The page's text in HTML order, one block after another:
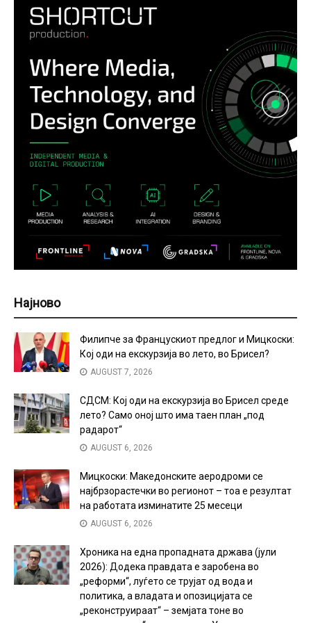
Најново
Филипче за Францускиот предлог и Мицкоски:
Кој оди на екскурзија во лето, во Брисел?
AUGUST 7, 2026
СДСМ: Кој оди на екскурзија во Брисел среде
лето? Само оној што има таен план „под
радарот“
AUGUST 6, 2026
Мицкоски: Македонските аеродроми се
најбрзорастечки во регионот – тоа е резултат
на работата изминатите 25 месеци
AUGUST 6, 2026
Хроника на една пропадната држава (јули
2026): Додека правдата е заробена во
„реформи“, луѓето се трујат од вода и
политика, а владата и опозицијата се
„реконструираат“ – земјата тоне во